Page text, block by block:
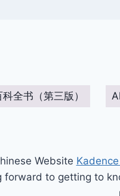
全书（第三版）
Website
forward to getting to